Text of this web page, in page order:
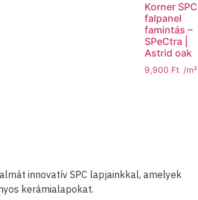
Korner SPC
falpanel
famintás –
SPeCtra |
Astrid oak
9,900 Ft /m²
innovatív SPC lapjainkkal, amelyek
kerámialapokat.